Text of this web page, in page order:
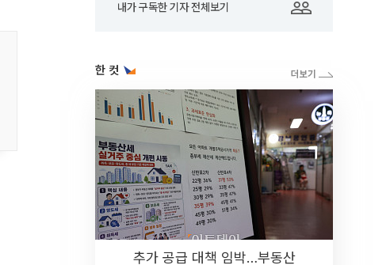
내가 구독한 기자 전체보기
한 컷
추가 공급 대책 임박…부동산